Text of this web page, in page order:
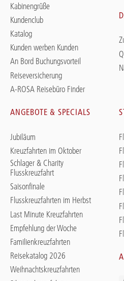
Kabinengrüße
Kundenclub
Katalog
Kunden werben Kunden
An Bord Buchungsvorteil
Reiseversicherung
A-ROSA Reisebüro Finder
ANGEBOTE & SPECIALS
Jubiläum
Kreuzfahrten im Oktober
Schlager & Charity
Flusskreuzfahrt
Saisonfinale
Flusskreuzfahrten im Herbst
Last Minute Kreuzfahrten
Empfehlung der Woche
Familienkreuzfahrten
Reisekatalog 2026
Weihnachtskreuzfahrten